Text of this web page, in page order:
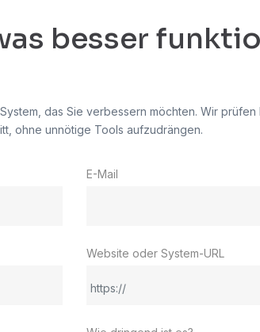
besser
das Sie verbessern möchten. Wir prüfen
ohne unnötige Tools aufzudrängen.
E-Mail
Website oder System-URL